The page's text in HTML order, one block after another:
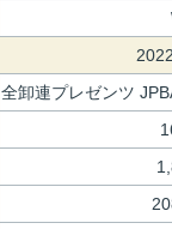
全卸連プレゼンツ